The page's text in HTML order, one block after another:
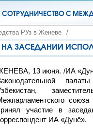
СОТРУДНИЧЕСТВО С
РУз в Женеве /
ЗАСЕДАНИИ
13 июня. /ИА
участие в
ИА «Дунё».